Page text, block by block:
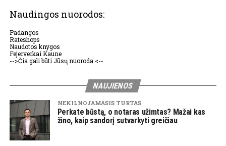
Naudingos nuorodos:
Padangos
Rateshops
Naudotos knygos
Fejerverkai Kaune
-->Čia gali būti Jūsų nuoroda <--
NAUJIENOS
NEKILNOJAMASIS TURTAS
Perkate būstą, o notaras užimtas? Mažai kas
žino, kaip sandorį sutvarkyti greičiau